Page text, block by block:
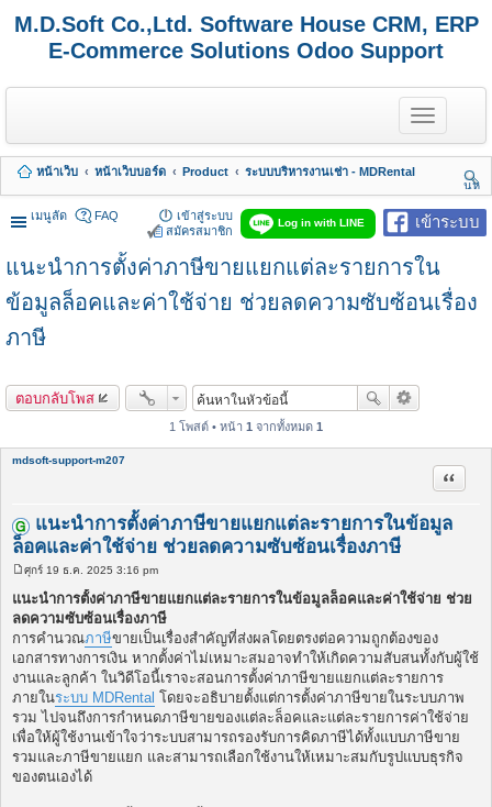
M.D.Soft Co.,Ltd. Software House CRM, ERP
E-Commerce Solutions Odoo Support
T
o
g
e
n
a
i
g
a
t
หน้าเว็บ หน้าเว็บบอร์ด Product
ระบบบริหารงานเช่า - MDRental
นห
า
เมนูลัด
เข้าระบบ
Log in with LINE
FAQ
เข้าสู่ระบบ
สมัครสมาชิก
แนะนำการตั้งค่าภาษีขายแยกแต่ละรายการใน
ข้อมูลล็อคและค่าใช้จ่าย ช่วยลดความซับซ้อนเรื่อง
ภาษี
ตอบกลับโพส
1 โพสต์ • หน้า 1 จากทั้งหมด 1
mdsoft-support-m207
แนะนำการตั้งค่าภาษีขายแยกแต่ละรายการในข้อมูล
ล็อคและค่าใช้จ่าย ช่วยลดความซับซ้อนเรื่องภาษี
อ้างคำ
โ
พ
ส
ต์
ศุกร์ 19 ธ.ค. 2025 3:16 pm
แนะนำการตั้งค่าภาษีขายแยกแต่ละรายการในข้อมูลล็อคและค่าใช้จ่าย ช่วย
ลดความซับซ้อนเรื่องภาษี
การคำนวณภาษีขายเป็นเรื่องสำคัญที่ส่งผลโดยตรงต่อความถูกต้องของ
เอกสารทางการเงิน หากตั้งค่าไม่เหมาะสมอาจทำให้เกิดความสับสนทั้งกับผู้ใช้
งานและลูกค้า ในวิดีโอนี้เราจะสอนการตั้งค่าภาษีขายแยกแต่ละรายการ
ภายในระบบ MDRental โดยจะอธิบายตั้งแต่การตั้งค่าภาษีขายในระบบภาพ
รวม ไปจนถึงการกำหนดภาษีขายของแต่ละล็อคและแต่ละรายการค่าใช้จ่าย
เพื่อให้ผู้ใช้งานเข้าใจว่าระบบสามารถรองรับการคิดภาษีได้ทั้งแบบภาษีขาย
รวมและภาษีขายแยก และสามารถเลือกใช้งานให้เหมาะสมกับรูปแบบธุรกิจ
ของตนเองได้